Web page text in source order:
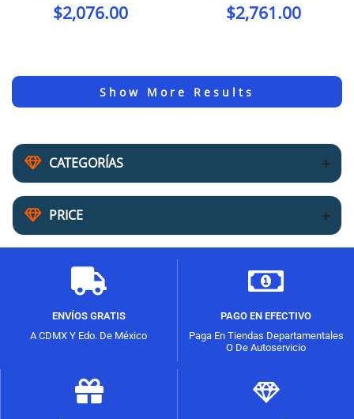
CATEGORÍAS
PRICE
$2,076.00 $2,761.00
ENVÍOS GRATIS
A CDMX Y Edo. De México
PAGO EN EFECTIVO
Paga En Tiendas Departamentales
O De Autoservicio